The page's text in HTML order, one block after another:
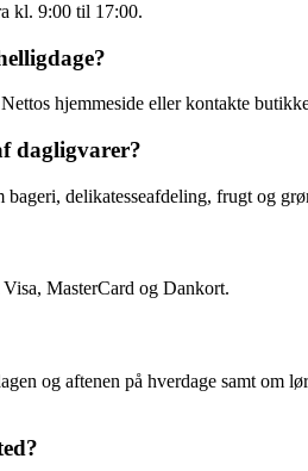
kl. 9:00 til 17:00.
hjemmeside eller kontakte
dagligvarer?
delikatesseafdeling, frugt og
MasterCard og Dankort.
og aftenen på hverdage samt om